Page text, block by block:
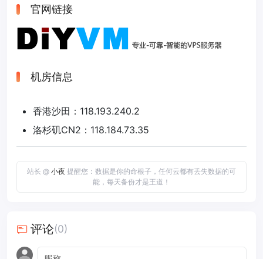
官网链接
机房信息
香港沙田：118.193.240.2
洛杉矶CN2：118.184.73.35
站长 @ 小夜 提醒您：数据是你的命根子，任何云都有丢失数据的可
能，每天备份才是王道！
评论(0)